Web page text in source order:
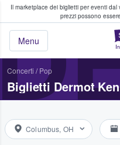
Il marketplace dei biglietti per eventi dal
prezzi possono
Menu
fan comprano e
Concerti / Pop
Biglietti Dermot
Columbus, OH